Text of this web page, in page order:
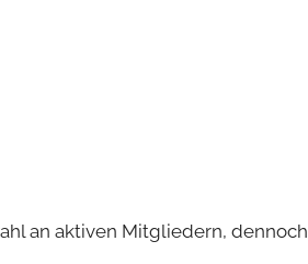
an aktiven Mitgliedern, dennoch